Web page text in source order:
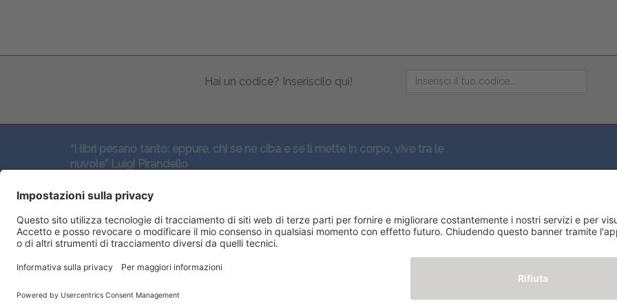
Hai un codice? Inseriscilo qui!
“I libri pesano tanto: eppure, chi se ne ciba e se li mette in corpo, vive tra le
nuvole” Luigi Pirandello
SEGUICI QUI: